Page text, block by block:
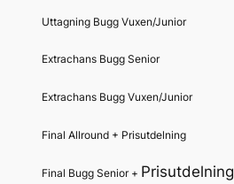
Uttagning Bugg Vuxen/Junior
Extrachans Bugg Senior
Extrachans Bugg Vuxen/Junior
Final Allround + Prisutdelning
Final Bugg Senior + Prisutdelning